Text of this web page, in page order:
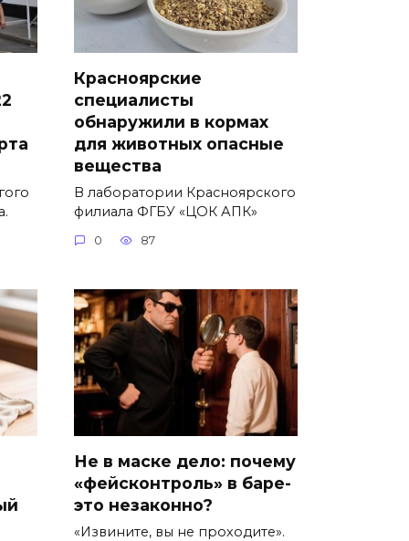
Красноярские
специалисты
обнаружили в кормах
для животных опасные
вещества
В лаборатории Красноярского
филиала ФГБУ «ЦОК АПК»
0 87
Не в маске дело: почему
«фейсконтроль» в баре-
это незаконно?
«Извините, вы не проходите».